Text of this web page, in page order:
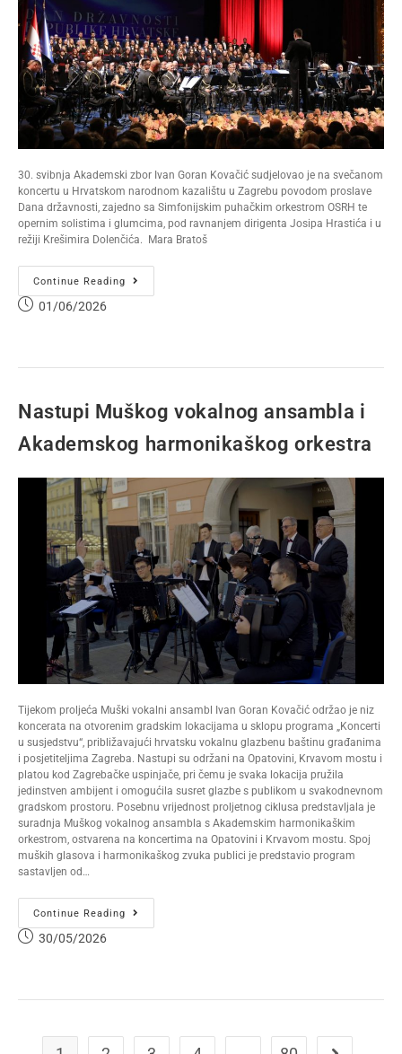
30. svibnja Akademski zbor Ivan Goran Kovačić sudjelovao je na svečanom
koncertu u Hrvatskom narodnom kazalištu u Zagrebu povodom proslave
Dana državnosti, zajedno sa Simfonijskim puhačkim orkestrom OSRH te
opernim solistima i glumcima, pod ravnanjem dirigenta Josipa Hrastića i u
režiji Krešimira Dolenčića. Mara Bratoš
Continue Reading
01/06/2026
Nastupi Muškog vokalnog ansambla i
Akademskog harmonikaškog orkestra
Tijekom proljeća Muški vokalni ansambl Ivan Goran Kovačić održao je niz
koncerata na otvorenim gradskim lokacijama u sklopu programa „Koncerti
u susjedstvu“, približavajući hrvatsku vokalnu glazbenu baštinu građanima
i posjetiteljima Zagreba. Nastupi su održani na Opatovini, Krvavom mostu i
platou kod Zagrebačke uspinjače, pri čemu je svaka lokacija pružila
jedinstven ambijent i omogućila susret glazbe s publikom u svakodnevnom
gradskom prostoru. Posebnu vrijednost proljetnog ciklusa predstavljala je
suradnja Muškog vokalnog ansambla s Akademskim harmonikaškim
orkestrom, ostvarena na koncertima na Opatovini i Krvavom mostu. Spoj
muških glasova i harmonikaškog zvuka publici je predstavio program
sastavljen od…
Continue Reading
30/05/2026